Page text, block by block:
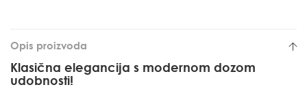
Opis proizvoda
Klasična elegancija s modernom dozom
udobnosti!